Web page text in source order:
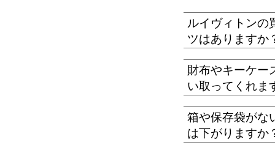
ルイヴィトンの
ツはありますか
財布やキーケー
い取ってくれま
箱や保存袋がな
は下がりますか